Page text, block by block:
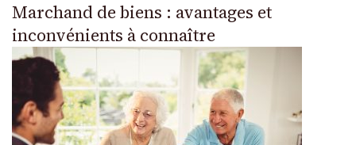
Marchand de biens : avantages et
inconvénients à connaître